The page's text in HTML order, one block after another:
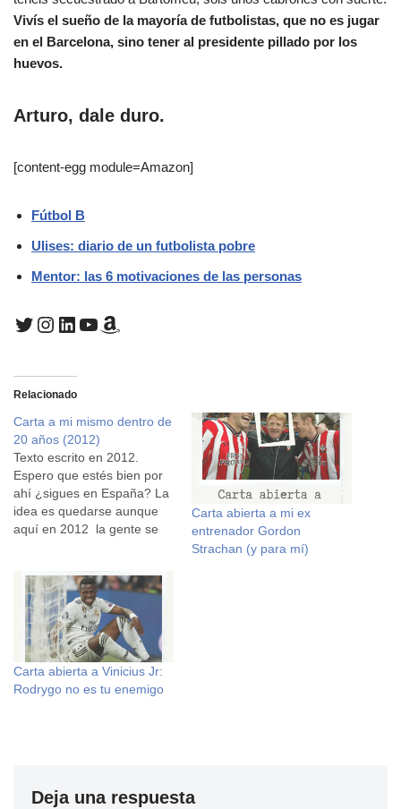
Vivís el sueño de la mayoría de futbolistas, que no es jugar
en el Barcelona, sino tener al presidente pillado por los
huevos.
Arturo, dale duro.
[content-egg module=Amazon]
Fútbol B
Ulises: diario de un futbolista pobre
Mentor: las 6 motivaciones de las personas
Relacionado
Carta a mi mismo dentro de
20 años (2012)
Texto escrito en 2012.
Espero que estés bien por
ahí ¿sigues en España? La
idea es quedarse aunque
aquí en 2012 la gente se
entiendo, ya son muchos
años aguantando a una
clase política de un nivel
bajo, alcantarilla. Pero creo
que somos muchos…
Carta abierta a mi ex
entrenador Gordon
Strachan (y para mí)
Carta abierta a Vinicius Jr:
Rodrygo no es tu enemigo
Deja una respuesta